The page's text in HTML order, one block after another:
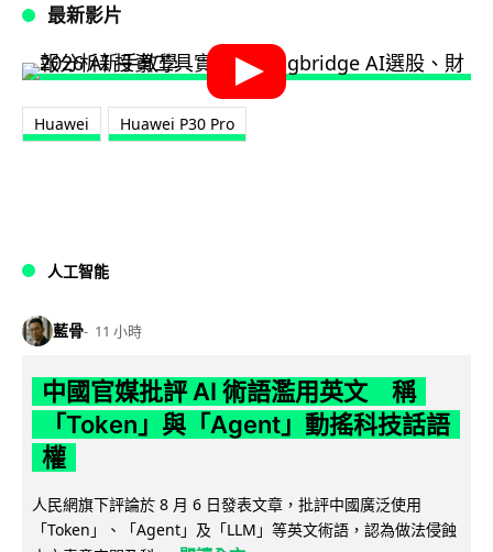
最新影片
Huawei Huawei P30 Pro
人工智能
藍骨 11 小時
中國官媒批評 AI 術語濫用英文 稱
「Token」與「Agent」動搖科技話語
權
人民網旗下評論於 8 月 6 日發表文章，批評中國廣泛使用
「Token」、「Agent」及「LLM」等英文術語，認為做法侵蝕